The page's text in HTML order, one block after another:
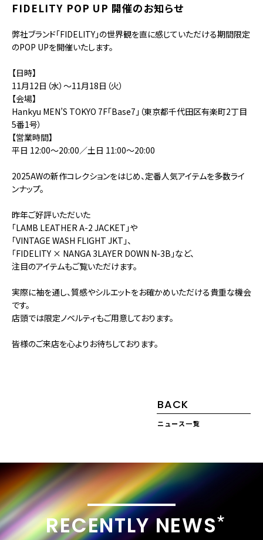
FIDELITY POP UP 開催のお知らせ
弊社ブランド「FIDELITY」の世界観を直に感じていただける期間限定
のPOP UPを開催いたします。
【日時】
11月12日（水）〜11月18日（火）
【会場】
Hankyu MEN’S TOKYO 7F「Base7」（東京都千代田区有楽町2丁目
5番1号）
【営業時間】
平日 12:00〜20:00／土日 11:00〜20:00
2025AWの新作コレクションをはじめ、定番人気アイテムを多数ライ
ンナップ。
昨年ご好評いただいた
「LAMB LEATHER A-2 JACKET」や
「VINTAGE WASH FLIGHT JKT」、
「FIDELITY × NANGA 3LAYER DOWN N-3B」など、
注目のアイテムもご覧いただけます。
実際に袖を通し、質感やシルエットをお確かめいただける貴重な機会
です。
店頭では限定ノベルティもご用意しております。
皆様のご来店を心よりお待ちしております。
BACK
ニュース一覧
RECENTLY NEWS